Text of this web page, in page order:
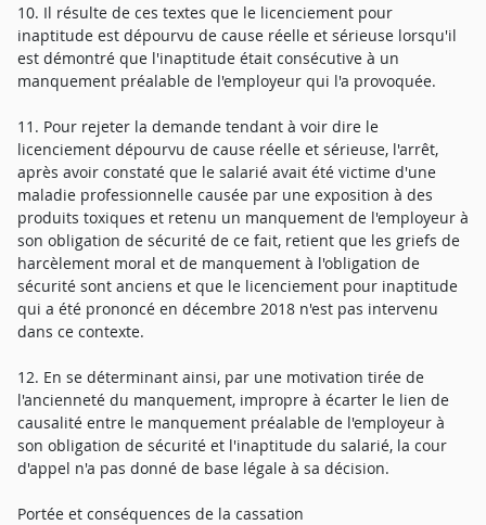
10. Il résulte de ces textes que le licenciement pour
inaptitude est dépourvu de cause réelle et sérieuse lorsqu'il
est démontré que l'inaptitude était consécutive à un
manquement préalable de l'employeur qui l'a provoquée.
11. Pour rejeter la demande tendant à voir dire le
licenciement dépourvu de cause réelle et sérieuse, l'arrêt,
après avoir constaté que le salarié avait été victime d'une
maladie professionnelle causée par une exposition à des
produits toxiques et retenu un manquement de l'employeur à
son obligation de sécurité de ce fait, retient que les griefs de
harcèlement moral et de manquement à l'obligation de
sécurité sont anciens et que le licenciement pour inaptitude
qui a été prononcé en décembre 2018 n'est pas intervenu
dans ce contexte.
12. En se déterminant ainsi, par une motivation tirée de
l'ancienneté du manquement, impropre à écarter le lien de
causalité entre le manquement préalable de l'employeur à
son obligation de sécurité et l'inaptitude du salarié, la cour
d'appel n'a pas donné de base légale à sa décision.
Portée et conséquences de la cassation